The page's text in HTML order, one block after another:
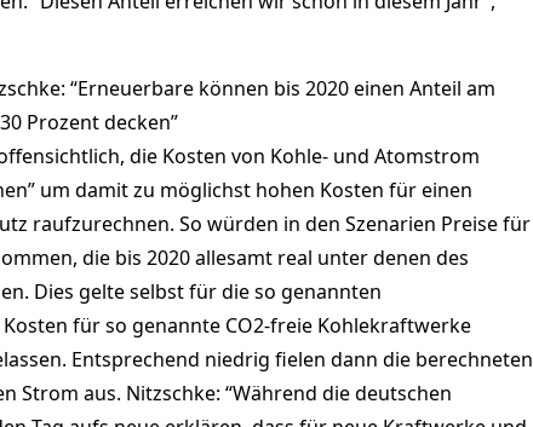
“Erneuerbare können bis 2020 einen Anteil am
Prozent decken”
die Kosten von Kohle- und Atomstrom
um damit zu möglichst hohen Kosten für einen
raufzurechnen. So würden in den Szenarien Preise für
die bis 2020 allesamt real unter denen des
Dies gelte selbst für die so genannten
für so genannte CO2-freie Kohlekraftwerke
Entsprechend niedrig fielen dann die berechneten
Strom aus. Nitzschke: “Während die deutschen